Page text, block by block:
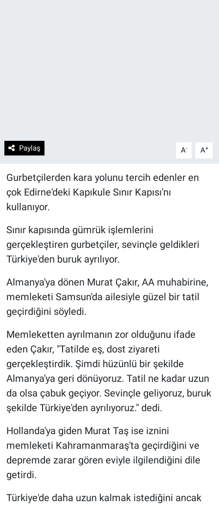
Paylaş A- A+
Gurbetçilerden kara yolunu tercih edenler en
çok Edirne'deki Kapıkule Sınır Kapısı'nı
kullanıyor.
Sınır kapısında gümrük işlemlerini
gerçekleştiren gurbetçiler, sevinçle geldikleri
Türkiye'den buruk ayrılıyor.
Almanya'ya dönen Murat Çakır, AA muhabirine,
memleketi Samsun'da ailesiyle güzel bir tatil
geçirdiğini söyledi.
Memleketten ayrılmanın zor olduğunu ifade
eden Çakır, "Tatilde eş, dost ziyareti
gerçekleştirdik. Şimdi hüzünlü bir şekilde
Almanya'ya geri dönüyoruz. Tatil ne kadar uzun
da olsa çabuk geçiyor. Sevinçle geliyoruz, buruk
şekilde Türkiye'den ayrılıyoruz." dedi.
Hollanda'ya giden Murat Taş ise iznini
memleketi Kahramanmaraş'ta geçirdiğini ve
depremde zarar gören eviyle ilgilendiğini dile
getirdi.
Türkiye'de daha uzun kalmak istediğini ancak